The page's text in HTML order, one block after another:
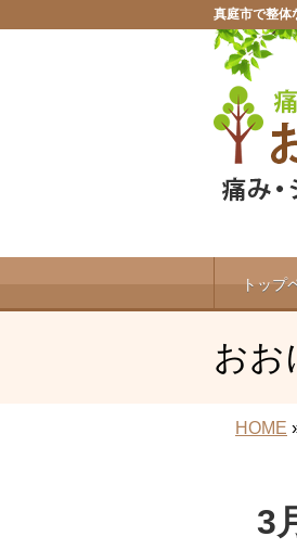
真庭市で整体
トップ
おお
HOME
3